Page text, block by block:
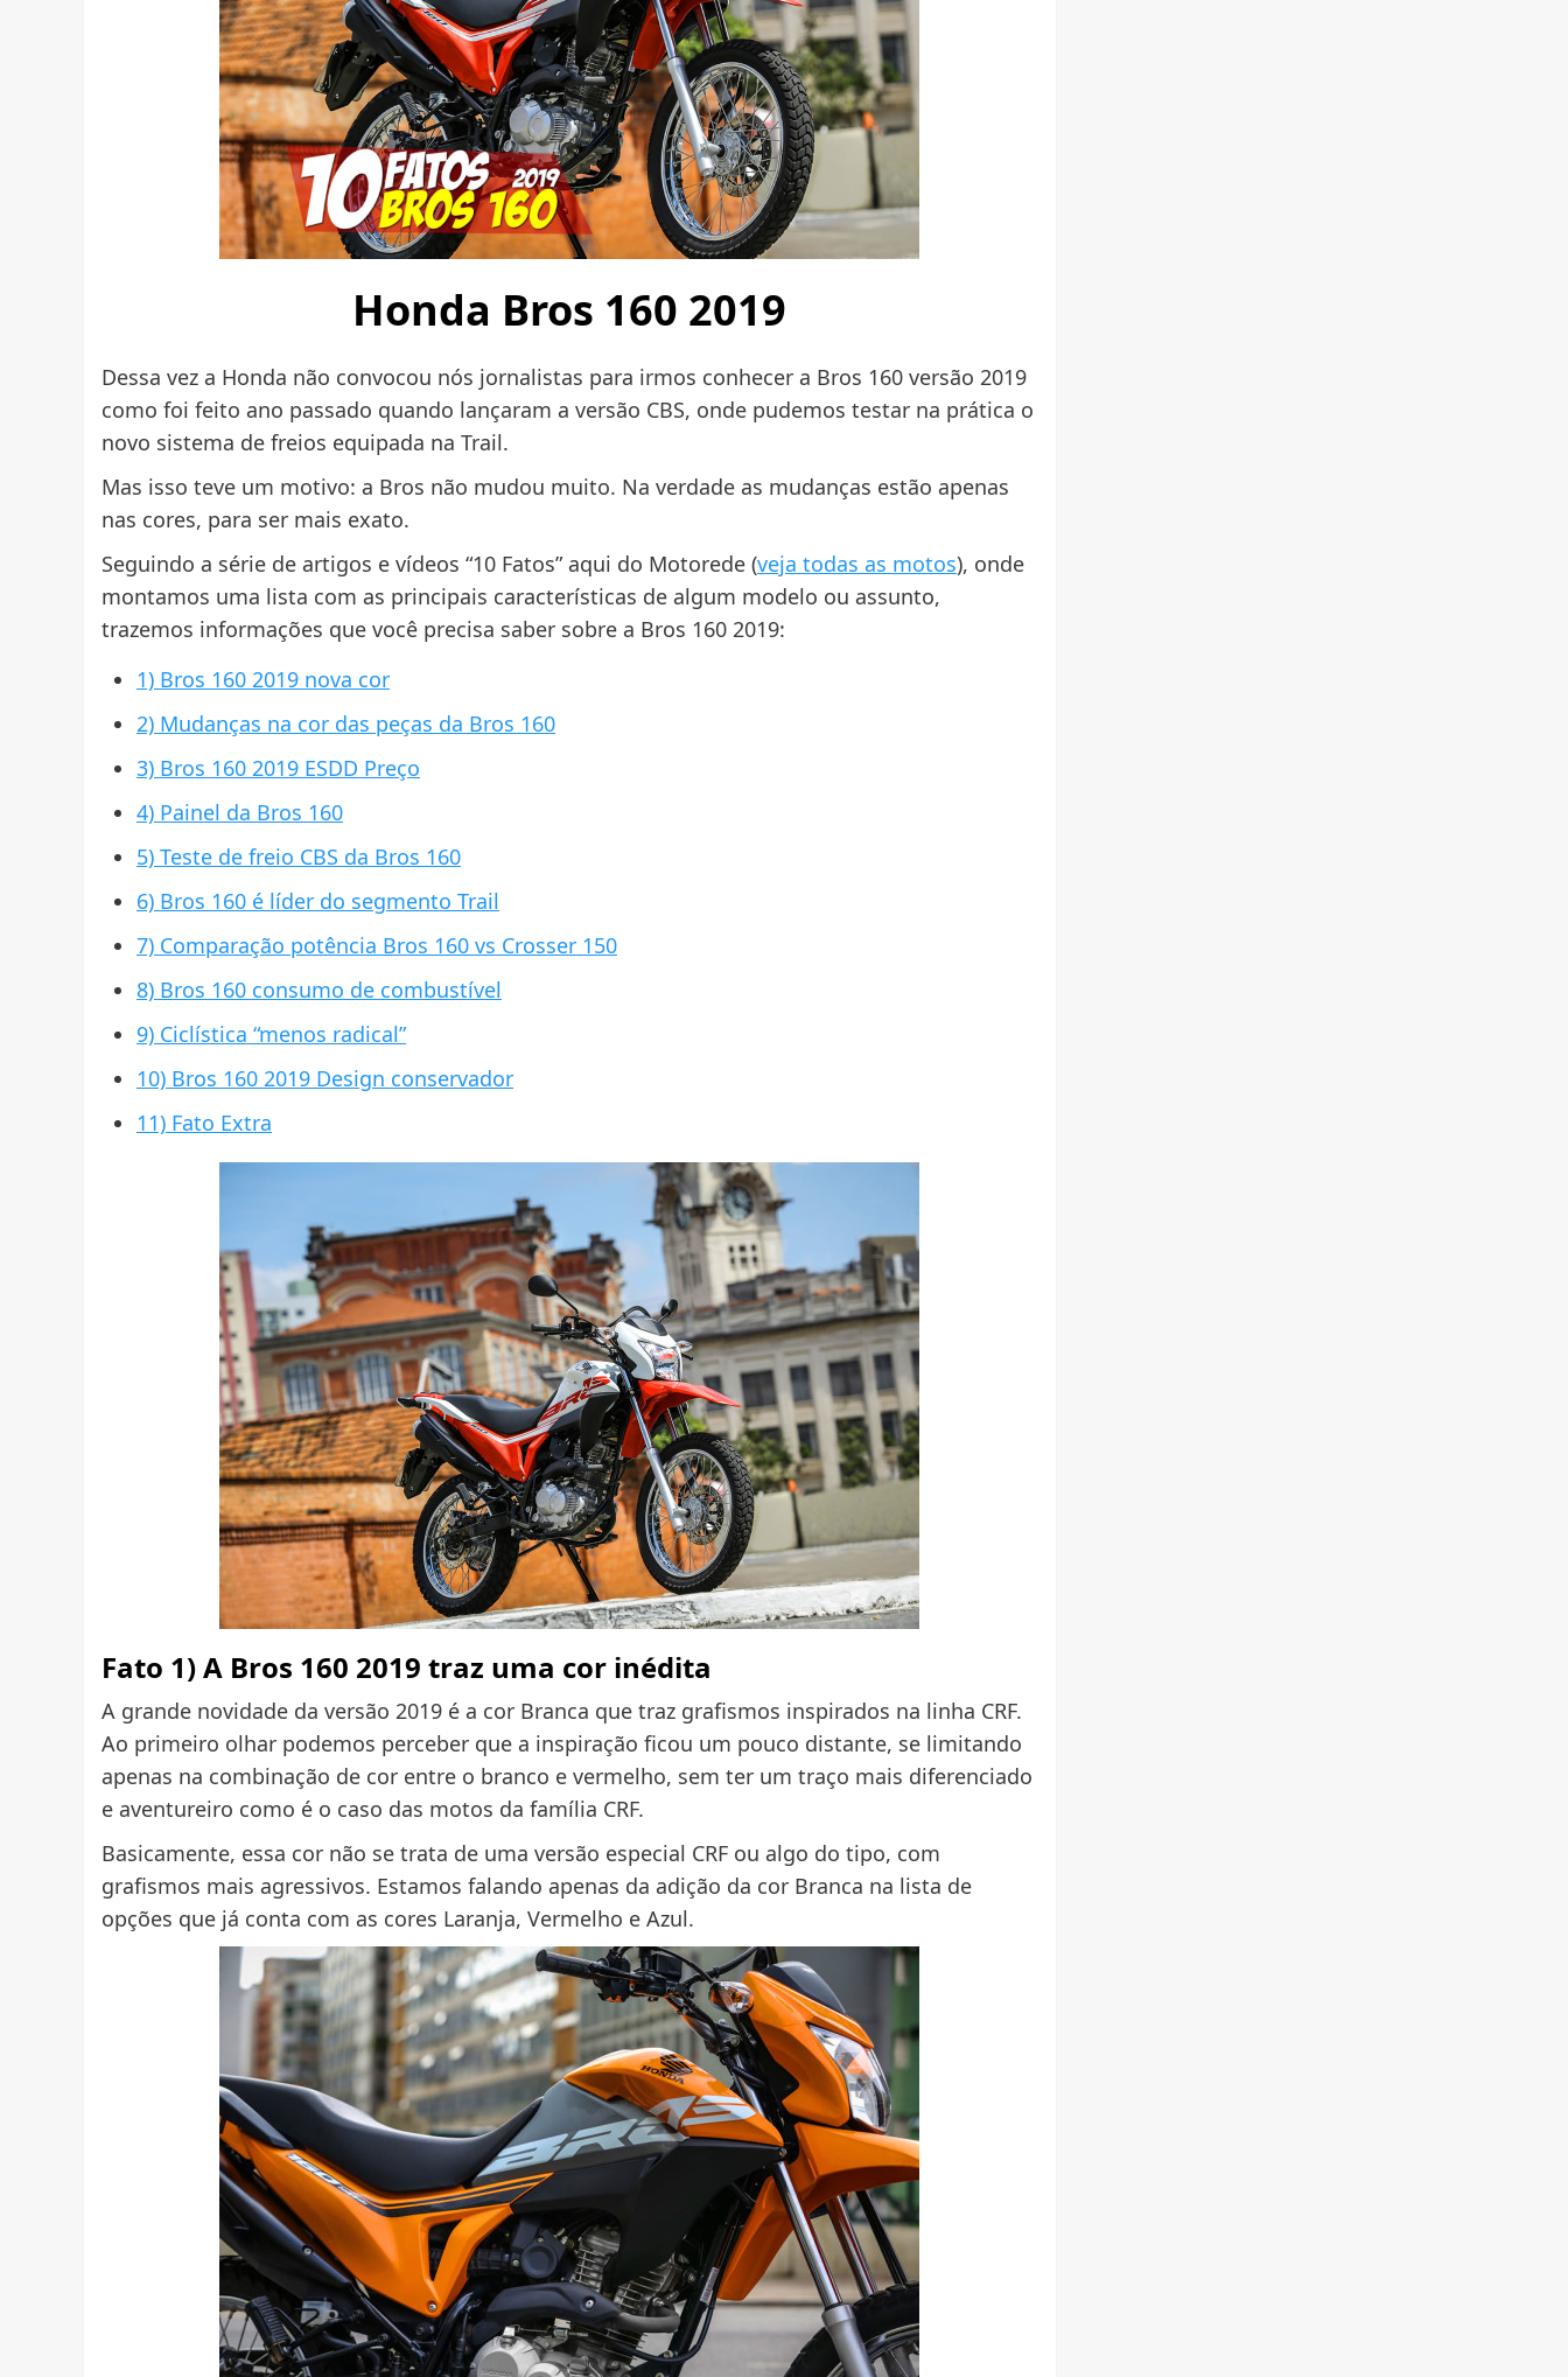
Honda Bros 160 2019
Dessa vez a Honda não convocou nós jornalistas para irmos conhecer a Bros 160 versão 2019
como foi feito ano passado quando lançaram a versão CBS, onde pudemos testar na prática o
novo sistema de freios equipada na Trail.
Mas isso teve um motivo: a Bros não mudou muito. Na verdade as mudanças estão apenas
nas cores, para ser mais exato.
Seguindo a série de artigos e vídeos “10 Fatos” aqui do Motorede (veja todas as motos), onde
montamos uma lista com as principais características de algum modelo ou assunto,
trazemos informações que você precisa saber sobre a Bros 160 2019:
1) Bros 160 2019 nova cor
2) Mudanças na cor das peças da Bros 160
3) Bros 160 2019 ESDD Preço
4) Painel da Bros 160
5) Teste de freio CBS da Bros 160
6) Bros 160 é líder do segmento Trail
7) Comparação potência Bros 160 vs Crosser 150
8) Bros 160 consumo de combustível
9) Ciclística “menos radical”
10) Bros 160 2019 Design conservador
11) Fato Extra
Fato 1) A Bros 160 2019 traz uma cor inédita
A grande novidade da versão 2019 é a cor Branca que traz grafismos inspirados na linha CRF.
Ao primeiro olhar podemos perceber que a inspiração ficou um pouco distante, se limitando
apenas na combinação de cor entre o branco e vermelho, sem ter um traço mais diferenciado
e aventureiro como é o caso das motos da família CRF.
Basicamente, essa cor não se trata de uma versão especial CRF ou algo do tipo, com
grafismos mais agressivos. Estamos falando apenas da adição da cor Branca na lista de
opções que já conta com as cores Laranja, Vermelho e Azul.